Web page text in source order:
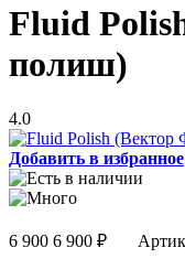
Fluid
полиш)
4.0
Добавить в избранное
6 900 6 900 ₽